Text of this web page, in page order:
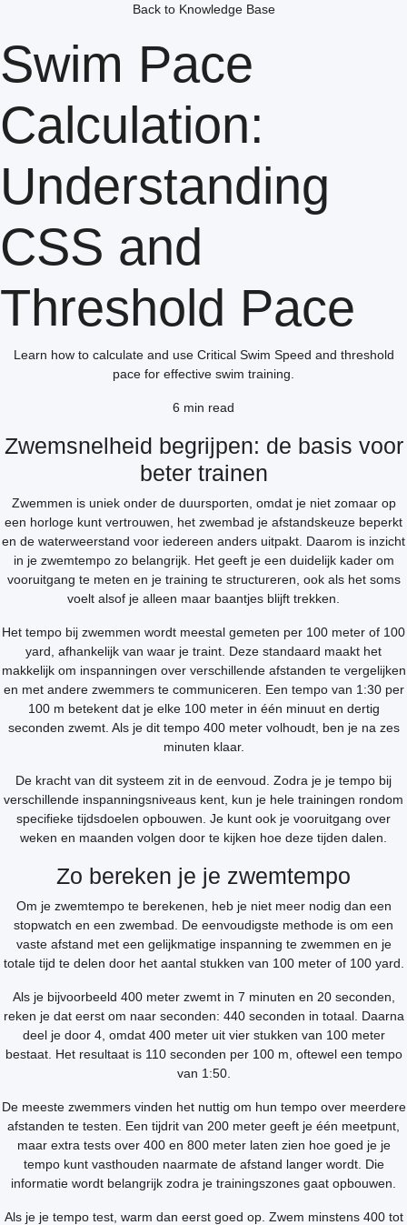
Back to Knowledge Base
Swim Pace
Calculation:
Understanding
CSS and
Threshold Pace
Learn how to calculate and use Critical Swim Speed and threshold
pace for effective swim training.
6 min read
Zwemsnelheid begrijpen: de basis voor
beter trainen
Zwemmen is uniek onder de duursporten, omdat je niet zomaar op
een horloge kunt vertrouwen, het zwembad je afstandskeuze beperkt
en de waterweerstand voor iedereen anders uitpakt. Daarom is inzicht
in je zwemtempo zo belangrijk. Het geeft je een duidelijk kader om
vooruitgang te meten en je training te structureren, ook als het soms
voelt alsof je alleen maar baantjes blijft trekken.
Het tempo bij zwemmen wordt meestal gemeten per 100 meter of 100
yard, afhankelijk van waar je traint. Deze standaard maakt het
makkelijk om inspanningen over verschillende afstanden te vergelijken
en met andere zwemmers te communiceren. Een tempo van 1:30 per
100 m betekent dat je elke 100 meter in één minuut en dertig
seconden zwemt. Als je dit tempo 400 meter volhoudt, ben je na zes
minuten klaar.
De kracht van dit systeem zit in de eenvoud. Zodra je je tempo bij
verschillende inspanningsniveaus kent, kun je hele trainingen rondom
specifieke tijdsdoelen opbouwen. Je kunt ook je vooruitgang over
weken en maanden volgen door te kijken hoe deze tijden dalen.
Zo bereken je je zwemtempo
Om je zwemtempo te berekenen, heb je niet meer nodig dan een
stopwatch en een zwembad. De eenvoudigste methode is om een
vaste afstand met een gelijkmatige inspanning te zwemmen en je
totale tijd te delen door het aantal stukken van 100 meter of 100 yard.
Als je bijvoorbeeld 400 meter zwemt in 7 minuten en 20 seconden,
reken je dat eerst om naar seconden: 440 seconden in totaal. Daarna
deel je door 4, omdat 400 meter uit vier stukken van 100 meter
bestaat. Het resultaat is 110 seconden per 100 m, oftewel een tempo
van 1:50.
De meeste zwemmers vinden het nuttig om hun tempo over meerdere
afstanden te testen. Een tijdrit van 200 meter geeft je één meetpunt,
maar extra tests over 400 en 800 meter laten zien hoe goed je je
tempo kunt vasthouden naarmate de afstand langer wordt. Die
informatie wordt belangrijk zodra je trainingszones gaat opbouwen.
Als je je tempo test, warm dan eerst goed op. Zwem minstens 400 tot